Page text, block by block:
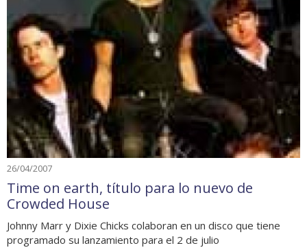
26/04/2007
Time on earth, título para lo nuevo de
Crowded House
Johnny Marr y Dixie Chicks colaboran en un disco que tiene
programado su lanzamiento para el 2 de julio